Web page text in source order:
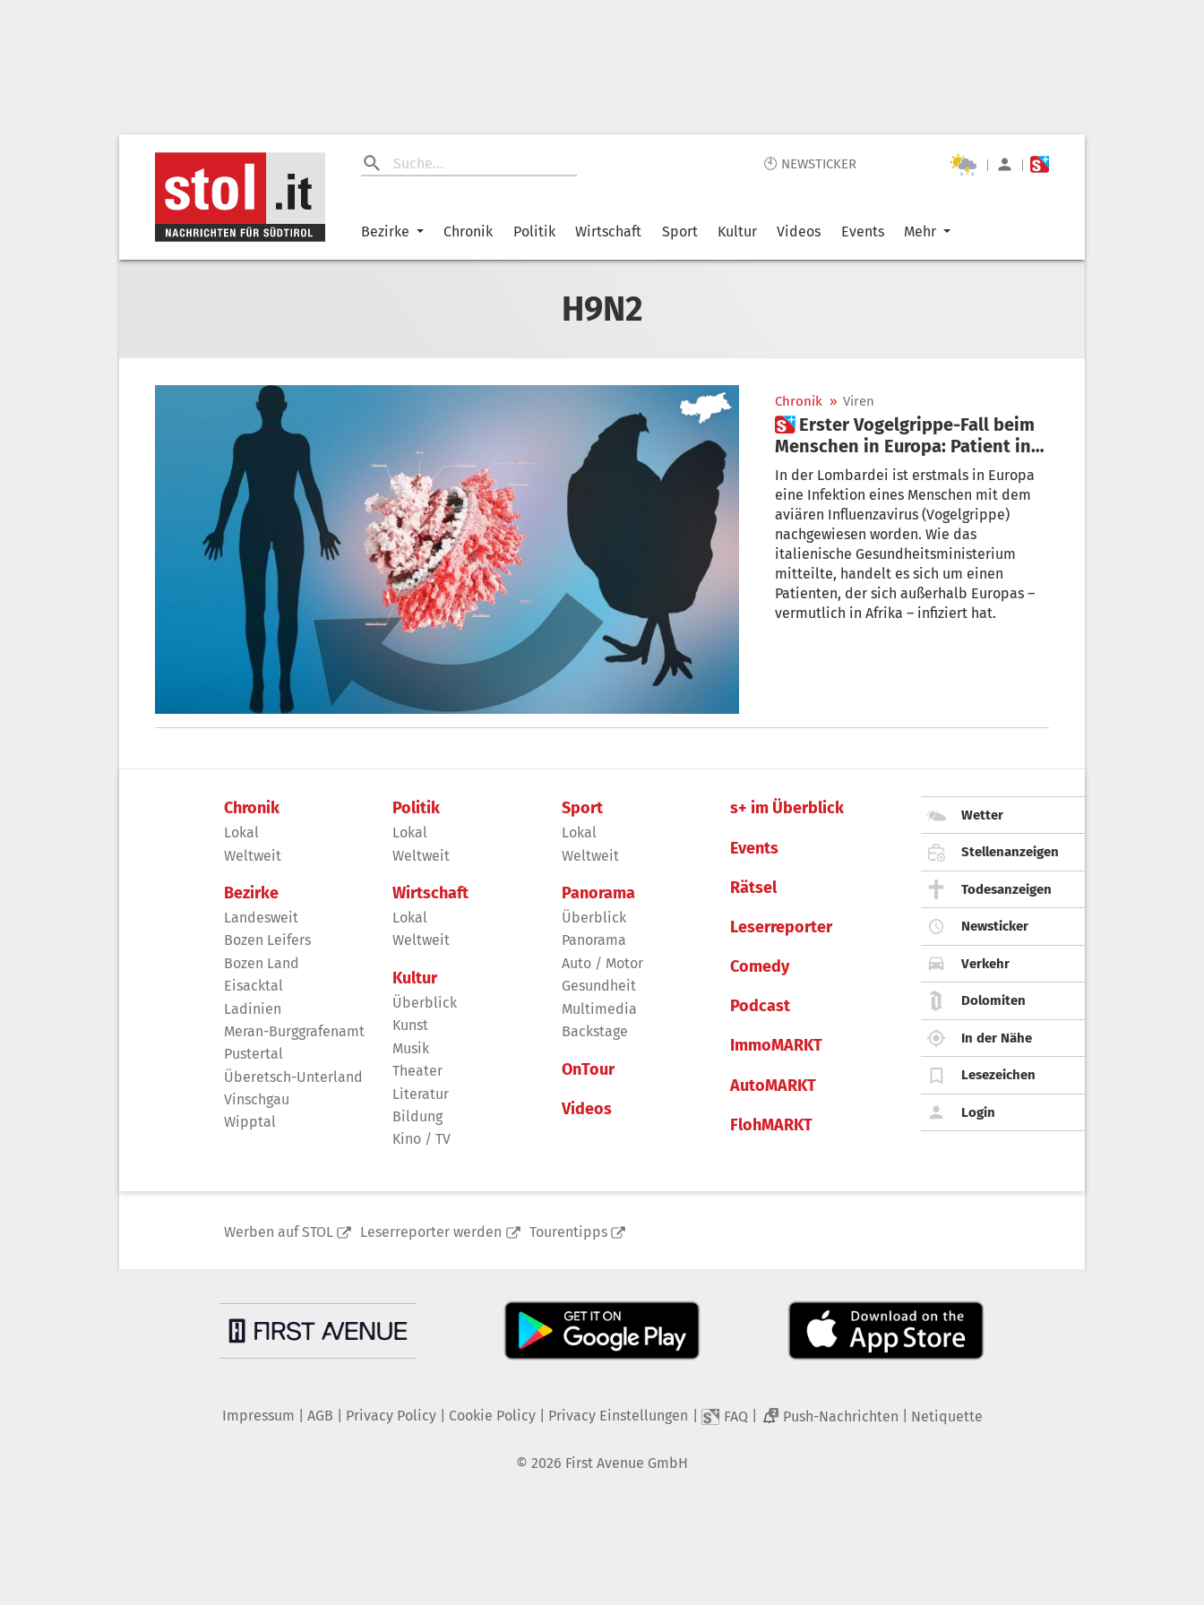
🕙 NEWSTICKER | |
Bezirke Chronik Politik Wirtschaft Sport Kultur Videos Events Mehr
H9N2
Chronik » Viren
 Erster Vogelgrippe-Fall beim
Menschen in Europa: Patient in
Lombardei isoliert
In der Lombardei ist erstmals in Europa
eine Infektion eines Menschen mit dem
aviären Influenzavirus (Vogelgrippe)
nachgewiesen worden. Wie das
italienische Gesundheitsministerium
mitteilte, handelt es sich um einen
Patienten, der sich außerhalb Europas –
vermutlich in Afrika – infiziert hat.
Chronik
Lokal
Weltweit
Bezirke
Landesweit
Bozen Leifers
Bozen Land
Eisacktal
Ladinien
Meran-Burggrafenamt
Pustertal
Überetsch-Unterland
Vinschgau
Wipptal
Politik
Lokal
Weltweit
Wirtschaft
Lokal
Weltweit
Kultur
Überblick
Kunst
Musik
Theater
Literatur
Bildung
Kino / TV
Sport
Lokal
Weltweit
Panorama
Überblick
Panorama
Auto / Motor
Gesundheit
Multimedia
Backstage
OnTour
Videos
s+ im Überblick
Events
Rätsel
Leserreporter
Comedy
Podcast
ImmoMARKT
AutoMARKT
FlohMARKT
Wetter
Stellenanzeigen
Todesanzeigen
Newsticker
Verkehr
Dolomiten
In der Nähe
Lesezeichen
Login
Werben auf STOL Leserreporter werden Tourentipps
Impressum AGB Privacy Policy| Cookie Policy| Privacy Einstellungen FAQ 2 Push-Nachrichten Netiquette
© 2026 First Avenue GmbH